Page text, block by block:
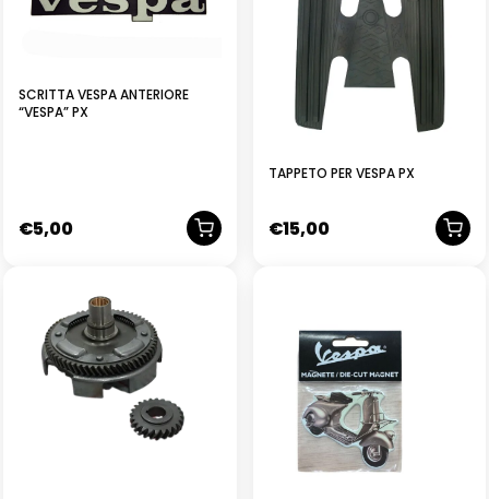
SCRITTA VESPA ANTERIORE
“VESPA” PX
€5,00
TAPPETO PER VESPA PX
€15,00